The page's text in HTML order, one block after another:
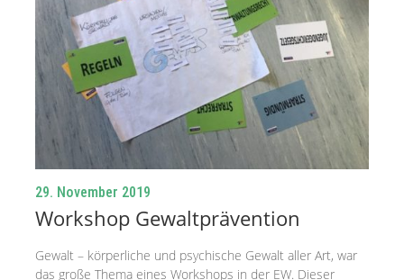
29. November 2019
Workshop Gewaltprävention
Gewalt – körperliche und psychische Gewalt aller Art, war
das große Thema eines Workshops in der EW. Dieser